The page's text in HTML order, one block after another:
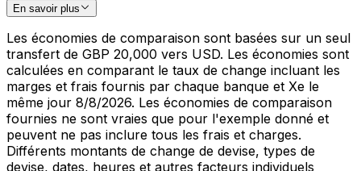
En savoir plus
Les économies de comparaison sont basées sur un seul
transfert de GBP 20,000 vers USD. Les économies sont
calculées en comparant le taux de change incluant les
marges et frais fournis par chaque banque et Xe le
même jour 8/8/2026. Les économies de comparaison
fournies ne sont vraies que pour l'exemple donné et
peuvent ne pas inclure tous les frais et charges.
Différents montants de change de devise, types de
devise, dates, heures et autres facteurs individuels